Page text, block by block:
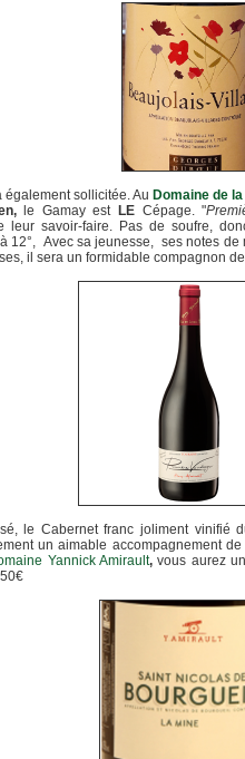
également sollicitée. Au Domaine de
le Gamay est LE Cépage. "
leur savoir-faire. Pas de soufre,
12°, Avec sa jeunesse, ses notes
il sera un formidable compagnon
le Cabernet franc joliment vinifié
un aimable accompagnement
Yannick Amirault,vous aurez